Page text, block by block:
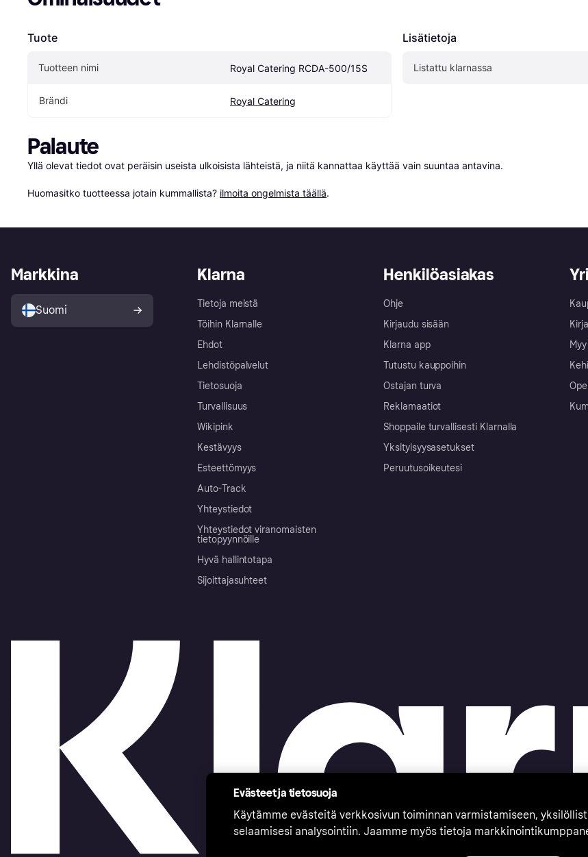
Tuote
Tuotteen nimi Royal Catering RCDA-500/15S
Brändi Royal Catering
Lisätietoja
Listattu klarnassa
Palaute
Yllä olevat tiedot ovat peräisin useista ulkoisista lähteistä, ja niitä kannattaa käyttää vain suuntaa antavina.
Huomasitko tuotteessa jotain kummallista? ilmoita ongelmista täällä.
Klarna
Tietoja meistä
Töihin Klarnalle
Ehdot
Lehdistöpalvelut
Tietosuoja
Turvallisuus
Wikipink
Kestävyys
Esteettömyys
Auto-Track
Yhteystiedot
Yhteystiedot viranomaisten
tietopyynnöille
Hyvä hallintotapa
Sijoittajasuhteet
Henkilöasiakas
Ohje
Kirjaudu sisään
Klarna app
Tutustu kauppoihin
Ostajan turva
Reklamaatiot
Shoppaile turvallisesti Klarnalla
Yksityisyysasetukset
Peruutusoikeutesi
Markkina
Suomi
Evästeet ja tietosuoja
Käytämme evästeitä verkkosivun toiminnan varmistamiseen,
selaamisesi analysointiin. Jaamme myös tietoja